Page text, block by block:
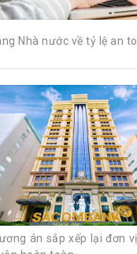
Nhà nước về tỷ lệ an
án sắp xếp lại đơn